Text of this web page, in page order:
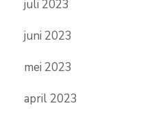
juli 2023
juni 2023
mei 2023
april 2023